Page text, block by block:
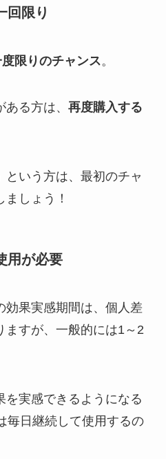
回限り
限りのチャンス。
る方は、 再度購入する
という方は、最初のチャ
しょう！
用が必要
効果実感期間は、個人差
ますが、一般的には1～2
を実感できるようになる
毎日継続して使用するの